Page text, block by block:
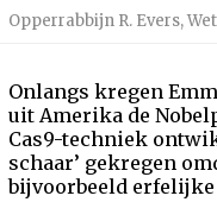
Opperrabbijn R. Evers,
Onlangs kregen
uit Amerika de
Cas9-techniek
schaar’ gekregen
bijvoorbeeld